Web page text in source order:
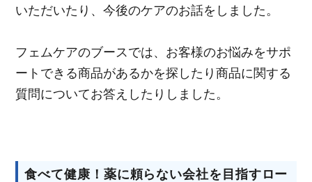
いただいたり、今後のケアのお話をしました。
フェムケアのブースでは、お客様のお悩みをサポ
ートできる商品があるかを探したり商品に関する
質問についてお答えしたりしました。
食べて健康！薬に頼らない会社を目指すロー